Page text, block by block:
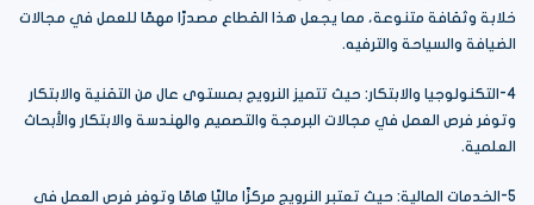
خلابة وثقافة متنوعة، مما يجعل هذا القطاع مصدرًا مهمًا للعمل في مجالات
الضيافة والسياحة والترفيه.
4-التكنولوجيا والابتكار: حيث تتميز النرويج بمستوى عال من التقنية والابتكار
وتوفر فرص العمل في مجالات البرمجة والتصميم والهندسة والابتكار والأبحاث
العلمية.
5-الخدمات المالية: حيث تعتبر النرويج مركزًا ماليًا هامًا وتوفر فرص العمل في